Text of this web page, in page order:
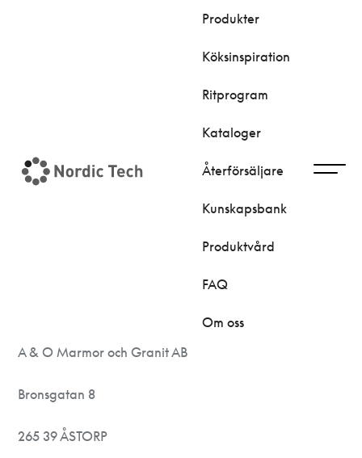
Produkter
Köksinspiration
Ritprogram
Kataloger
Återförsäljare
Kunskapsbank
Produktvård
FAQ
Om oss
A & O Marmor och Granit AB
A & O MARMOR OCH
GRANIT AB
A & O Marmor och Granit AB
Bronsgatan 8
265 39 ÅSTORP